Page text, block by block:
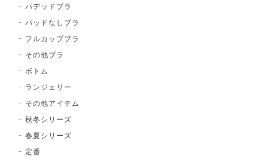
パデッドブラ
パッドなしブラ
フルカップブラ
その他ブラ
ボトム
ランジェリー
その他アイテム
秋冬シリーズ
春夏シリーズ
定番